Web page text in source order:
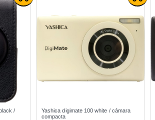
/
Yashica digimate 100 white / cámara
compacta